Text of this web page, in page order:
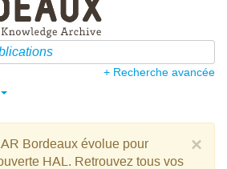
+ Recherche avancée
×
Bordeaux évolue pour
HAL. Retrouvez tous vos